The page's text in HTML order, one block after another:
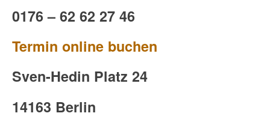
0176 – 62 62 27 46
Termin online buchen
Sven-Hedin Platz 24
14163 Berlin